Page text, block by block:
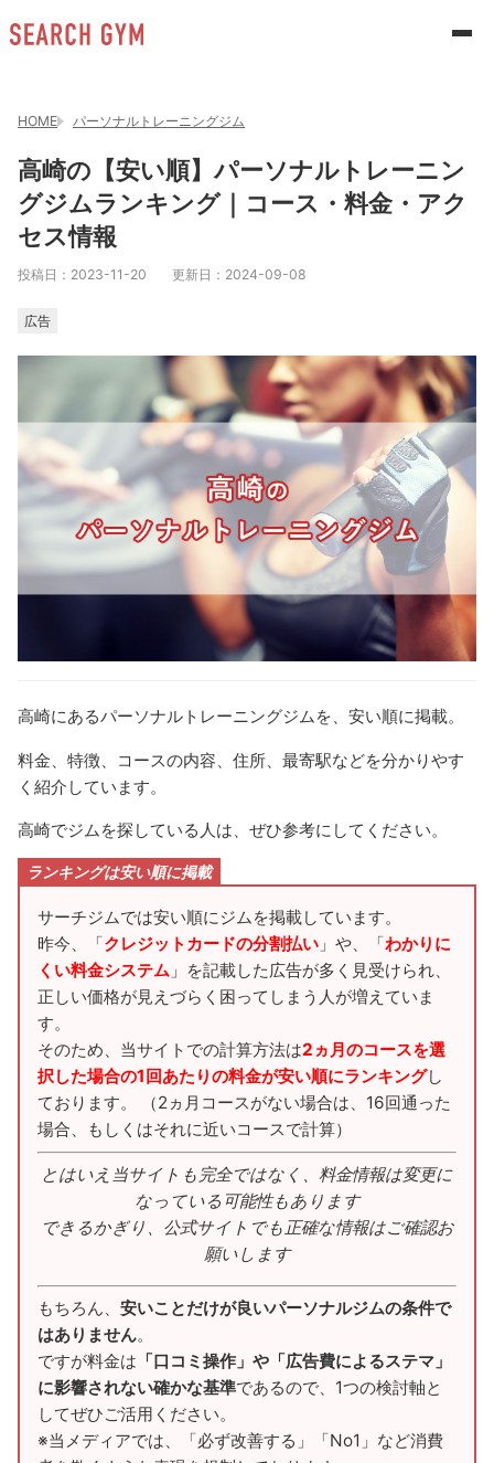
HOME パーソナルトレーニングジム
高崎の【安い順】パーソナルトレーニン
グジムランキング｜コース・料金・アク
セス情報
投稿日： 2023-11-20 更新日： 2024-09-08
広告
高崎にあるパーソナルトレーニングジムを、安い順に掲載。
料金、特徴、コースの内容、住所、最寄駅などを分かりやす
く紹介しています。
高崎でジムを探している人は、ぜひ参考にしてください。
ランキングは安い順に掲載
サーチジムでは安い順にジムを掲載しています。
昨今、「クレジットカードの分割払い 」や、「わかりに
くい料金システム 」を記載した広告が多く見受けられ、
正しい価格が見えづらく困ってしまう人が増えていま
す。
そのため、当サイトでの計算方法は2ヵ月のコースを選
択した場合の1回あたりの料金が安い順にランキングし
ております。 （2ヵ月コースがない場合は、16回通った
場合、もしくはそれに近いコースで計算）
とはいえ当サイトも完全ではなく、料金情報は変更に
なっている可能性もあります
できるかぎり、公式サイトでも正確な情報はご確認お
願いします
もちろん、 安いことだけが良いパーソナルジムの条件で
はありません。
ですが料金は 「口コミ操作」や「広告費によるステマ」
に影響されない確かな基準であるので、1つの検討軸と
してぜひご活用ください。
※当メディアでは、「必ず改善する」「No1」など消費